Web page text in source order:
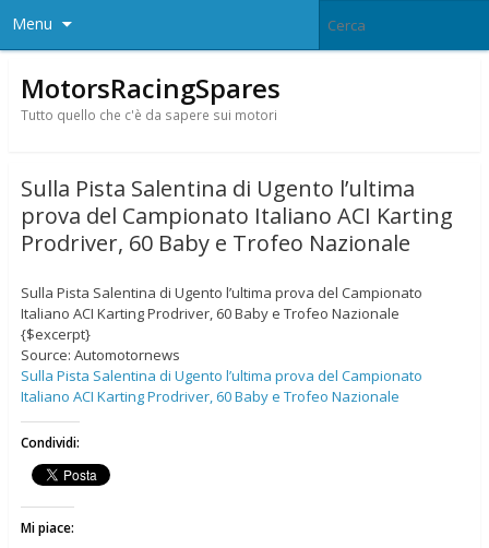
Menu
MotorsRacingSpares
Tutto quello che c'è da sapere sui motori
Sulla Pista Salentina di Ugento l’ultima
prova del Campionato Italiano ACI Karting
Prodriver, 60 Baby e Trofeo Nazionale
Sulla Pista Salentina di Ugento l’ultima prova del Campionato
Italiano ACI Karting Prodriver, 60 Baby e Trofeo Nazionale
{$excerpt}
Source: Automotornews
Sulla Pista Salentina di Ugento l’ultima prova del Campionato
Italiano ACI Karting Prodriver, 60 Baby e Trofeo Nazionale
Condividi:
Mi piace: